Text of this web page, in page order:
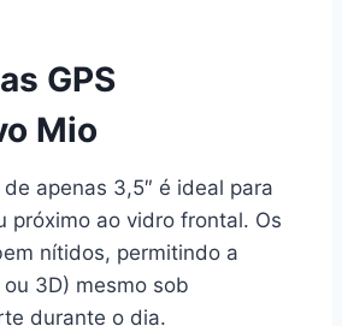
GPS
Mio
apenas 3,5″ é ideal para
próximo ao vidro frontal. Os
nítidos, permitindo a
3D) mesmo sob
durante o dia.